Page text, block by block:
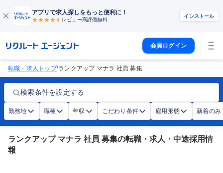
アプリで求人探しをもっと便利に！
レビュー高評価無料
インストール
会員ログイン
転職・求人トップ/ランクアップ マナラ 社員 募集
検索条件を設定する
勤務地 職種 年収 こだわり条件 雇用形態 新着のみ
ランクアップ マナラ 社員 募集の転職・求人・中途採用情
報